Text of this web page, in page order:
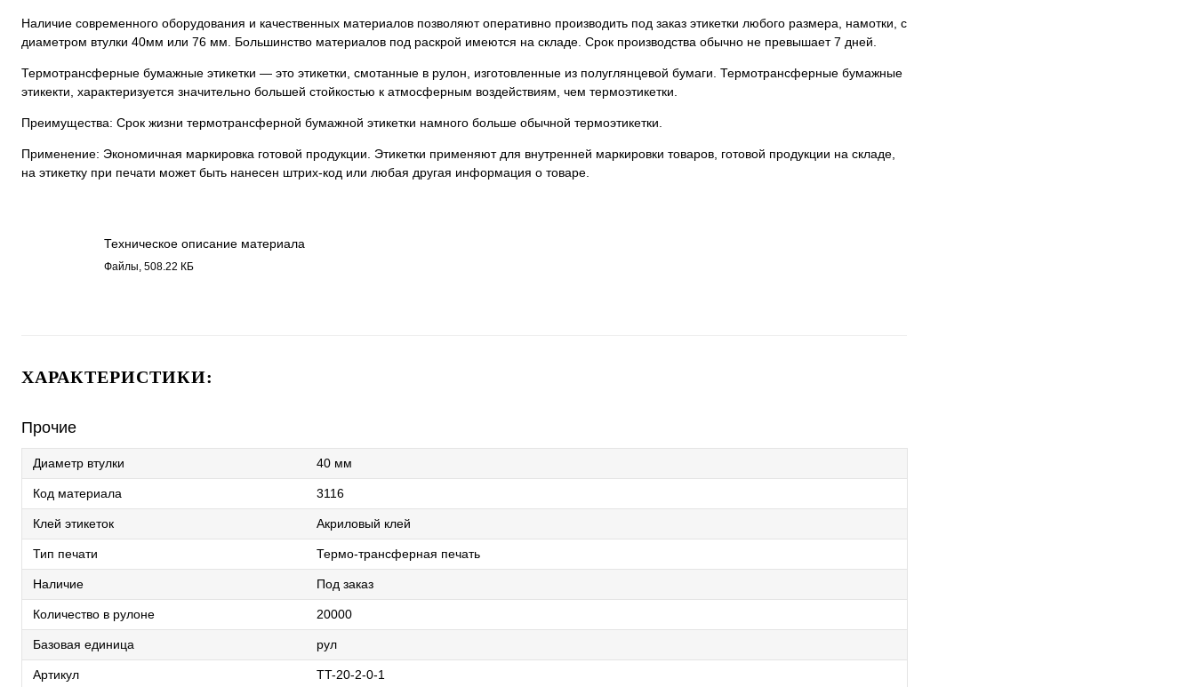
Наличие современного оборудования и качественных материалов позволяют оперативно производить под заказ этикетки любого размера, намотки, с
диаметром втулки 40мм или 76 мм. Большинство материалов под раскрой имеются на складе. Срок производства обычно не превышает 7 дней.
Термотрансферные бумажные этикетки — это этикетки, смотанные в рулон, изготовленные из полуглянцевой бумаги. Термотрансферные бумажные
этикекти, характеризуется значительно большей стойкостью к атмосферным воздействиям, чем термоэтикетки.
Преимущества: Срок жизни термотрансферной бумажной этикетки намного больше обычной термоэтикетки.
Применение: Экономичная маркировка готовой продукции. Этикетки применяют для внутренней маркировки товаров, готовой продукции на складе,
на этикетку при печати может быть нанесен штрих-код или любая другая информация о товаре.
Техническое описание материала
Бумага полуглянец 3116.pdf
Файлы, 508.22 КБ
ХАРАКТЕРИСТИКИ:
Прочие
Диаметр втулки 40 мм
Код материала 3116
Клей этикеток Акриловый клей
Тип печати Термо-трансферная печать
Наличие Под заказ
Количество в рулоне 20000
Базовая единица рул
Артикул TT-20-2-0-1